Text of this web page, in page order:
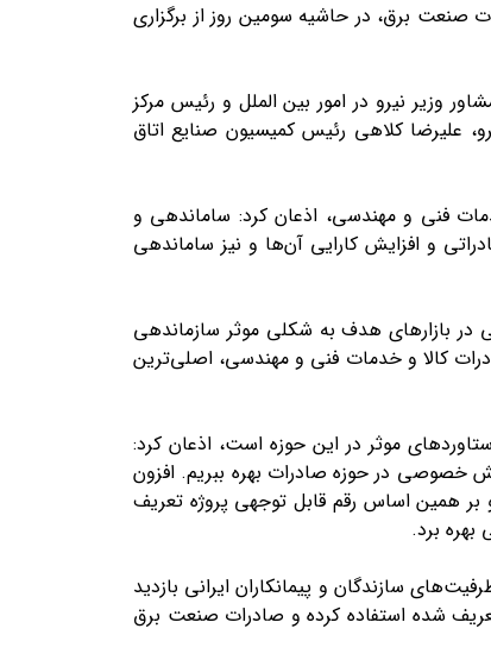
برق، در حاشیه سومین روز از برگزاری
وزیر نیرو در امور بین الملل و رئیس مرکز
علیرضا کلاهی رئیس کمیسیون صنایع اتاق
فنی و مهندسی، اذعان کرد: ساماندهی و
و افزایش کارایی آن‌ها و نیز ساماندهی
بازار‌های هدف به شکلی موثر سازماندهی
کالا و خدمات فنی و مهندسی، اصلی‌ترین
موثر در این حوزه است، اذعان کرد:
خصوصی در حوزه صادرات بهره ببریم. افزون
همین اساس رقم قابل توجهی پروژه تعریف
برد.
سازندگان و پیمانکاران ایرانی بازدید
شده استفاده کرده و صادرات صنعت برق